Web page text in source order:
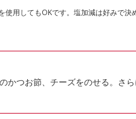
用してもOKです。塩加減は好みで決
かつお節、チーズをのせる。さ